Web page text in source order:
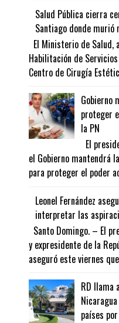
Salud Pública cierra
Santiago donde murió
El Ministerio de Salud,
Habilitación de
Centro de Cirugía
Gobierno
proteger
la PN
El
el Gobierno mantendrá
para proteger el poder
Leonel Fernández
interpretar las
Santo Domingo. – El
y expresidente de la
aseguró este viernes
RD llama
países